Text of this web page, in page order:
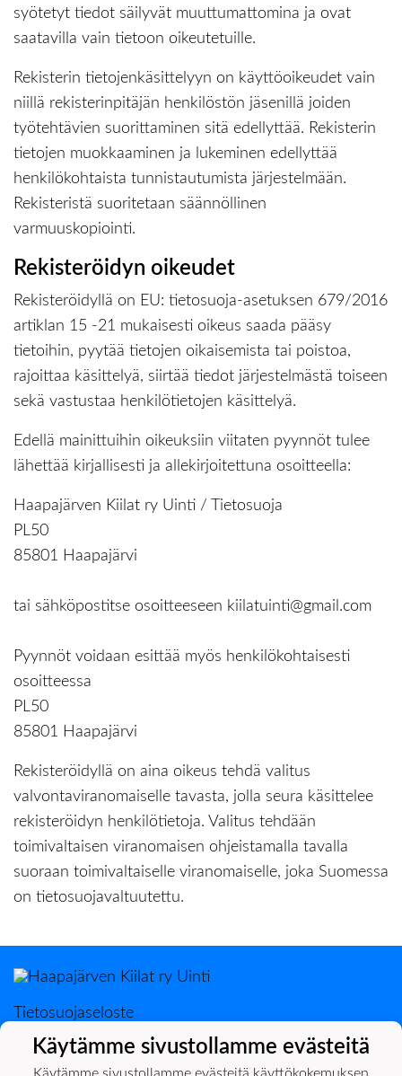
syötetyt tiedot säilyvät muuttumattomina ja ovat
saatavilla vain tietoon oikeutetuille.
Rekisterin tietojenkäsittelyyn on käyttöoikeudet vain
niillä rekisterinpitäjän henkilöstön jäsenillä joiden
työtehtävien suorittaminen sitä edellyttää. Rekisterin
tietojen muokkaaminen ja lukeminen edellyttää
henkilökohtaista tunnistautumista järjestelmään.
Rekisteristä suoritetaan säännöllinen
varmuuskopiointi.
Rekisteröidyn oikeudet
Rekisteröidyllä on EU: tietosuoja-asetuksen 679/2016
artiklan 15 -21 mukaisesti oikeus saada pääsy
tietoihin, pyytää tietojen oikaisemista tai poistoa,
rajoittaa käsittelyä, siirtää tiedot järjestelmästä toiseen
sekä vastustaa henkilötietojen käsittelyä.
Edellä mainittuihin oikeuksiin viitaten pyynnöt tulee
lähettää kirjallisesti ja allekirjoitettuna osoitteella:
Haapajärven Kiilat ry Uinti / Tietosuoja
PL50
85801 Haapajärvi
tai sähköpostitse osoitteeseen kiilatuinti@gmail.com
Pyynnöt voidaan esittää myös henkilökohtaisesti
osoitteessa
PL50
85801 Haapajärvi
Rekisteröidyllä on aina oikeus tehdä valitus
valvontaviranomaiselle tavasta, jolla seura käsittelee
rekisteröidyn henkilötietoja. Valitus tehdään
toimivaltaisen viranomaisen ohjeistamalla tavalla
suoraan toimivaltaiselle viranomaiselle, joka Suomessa
on tietosuojavaltuutettu.
Tietosuojaseloste
Haapajärven Kiilat
PL 50, 85801 Haapajärvi
Käytämme sivustollamme evästeitä